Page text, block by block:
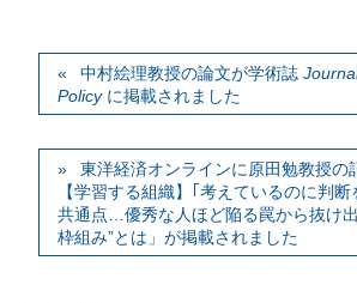
中村絵理教授の論文が学術誌
Policy に掲載されました
東洋経済オンラインに原田勉教授の
【学習する組織】｢考えているのに判
共通点…優秀な人ほど陥る罠から抜け
枠組み”とは」が掲載されました